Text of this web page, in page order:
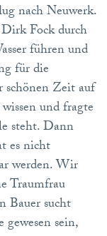
nach Neuwerk.
Fock durch
führen und
für die
schönen Zeit auf
und fragte
steht. Dann
es nicht
werden. Wir
Traumfrau
Bauer sucht
sein,